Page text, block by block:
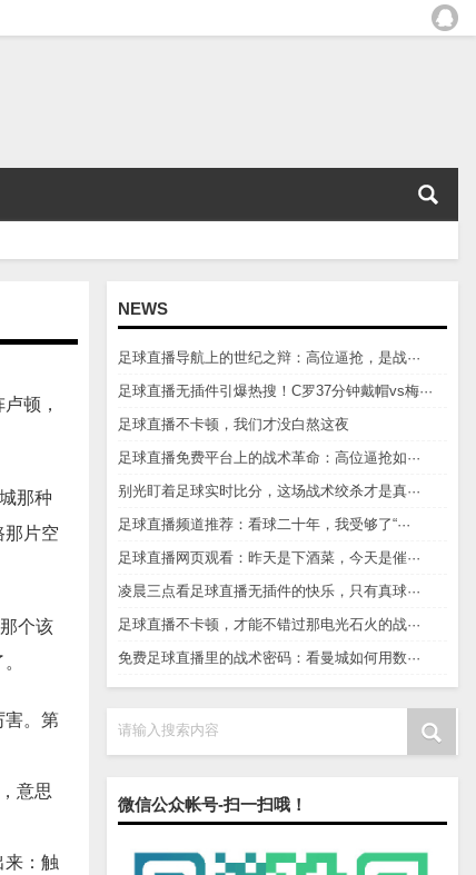
NEWS
足球直播导航上的世纪之辩：高位逼抢，是战···
足球直播无插件引爆热搜！C罗37分钟戴帽vs梅···
足球直播不卡顿，我们才没白熬这夜
足球直播免费平台上的战术革命：高位逼抢如···
别光盯着足球实时比分，这场战术绞杀才是真···
足球直播频道推荐：看球二十年，我受够了“···
足球直播网页观看：昨天是下酒菜，今天是催···
凌晨三点看足球直播无插件的快乐，只有真球···
足球直播不卡顿，才能不错过那电光石火的战···
免费足球直播里的战术密码：看曼城如何用数···
请输入搜索内容
微信公众帐号-扫一扫哦！
顿，
那种
那片空
个该
害。第
意思
来：触